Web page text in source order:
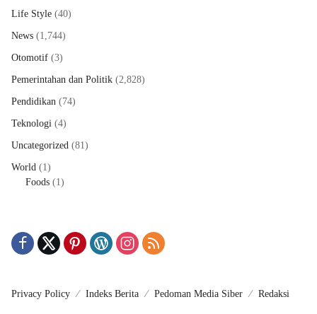
Life Style (40)
News (1,744)
Otomotif (3)
Pemerintahan dan Politik (2,828)
Pendidikan (74)
Teknologi (4)
Uncategorized (81)
World (1)
Foods (1)
Privacy Policy Indeks Berita Pedoman Media Siber Redaksi